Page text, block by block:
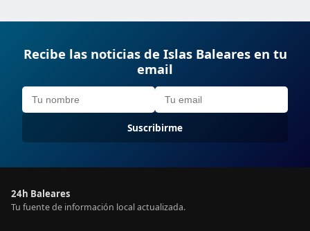
Recibe las noticias de Islas Baleares en tu
email
Suscribirme
24h Baleares
Tu fuente de información local actualizada.